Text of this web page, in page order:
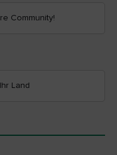
Community!
Land